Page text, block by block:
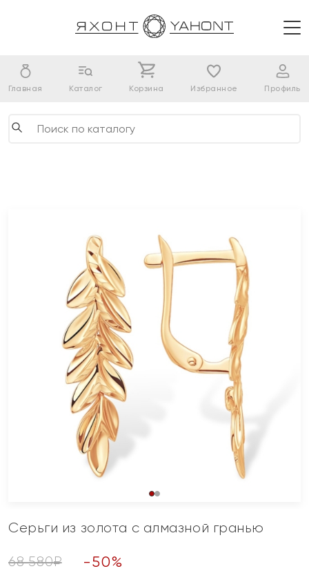
Главная Каталог Корзина Избранное Профиль
Серьги из золота с алмазной гранью
68 580₽ -50%